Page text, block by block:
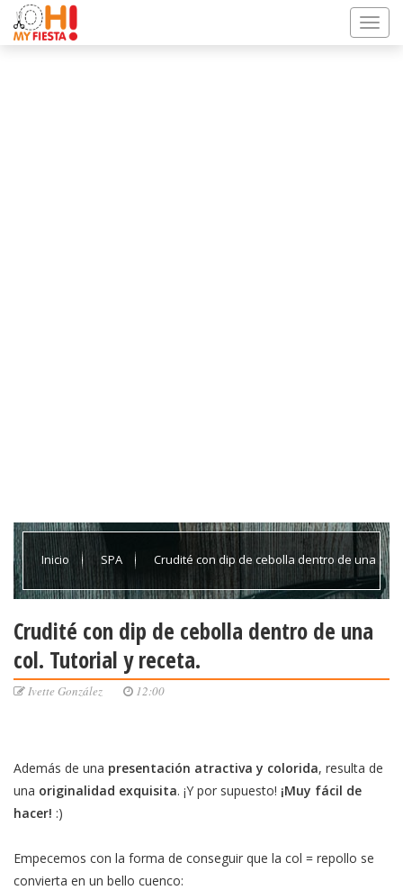
Inicio SPA Crudité con dip de cebolla dentro de una
Crudité con dip de cebolla dentro de una
col. Tutorial y receta.
Ivette González 12:00
Además de una presentación atractiva y colorida, resulta de
una originalidad exquisita. ¡Y por supuesto! ¡Muy fácil de
hacer! :)
Empecemos con la forma de conseguir que la col = repollo se
convierta en un bello cuenco: